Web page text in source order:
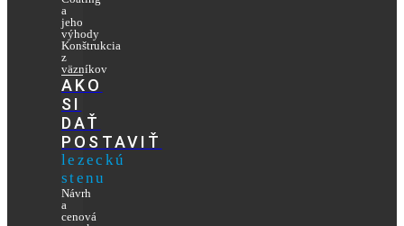
a
jeho
výhody
Konštrukcia
z
väzníkov
AKO
SI
DAŤ
POSTAVIŤ
lezeckú
stenu
Návrh
a
cenová